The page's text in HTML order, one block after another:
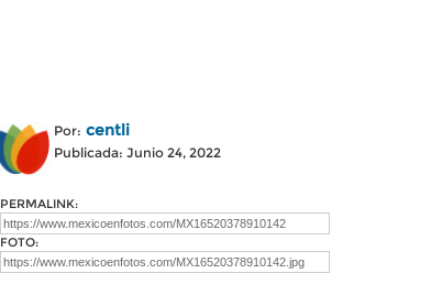
Por: centli
Publicada: Junio 24, 2022
PERMALINK:
FOTO: